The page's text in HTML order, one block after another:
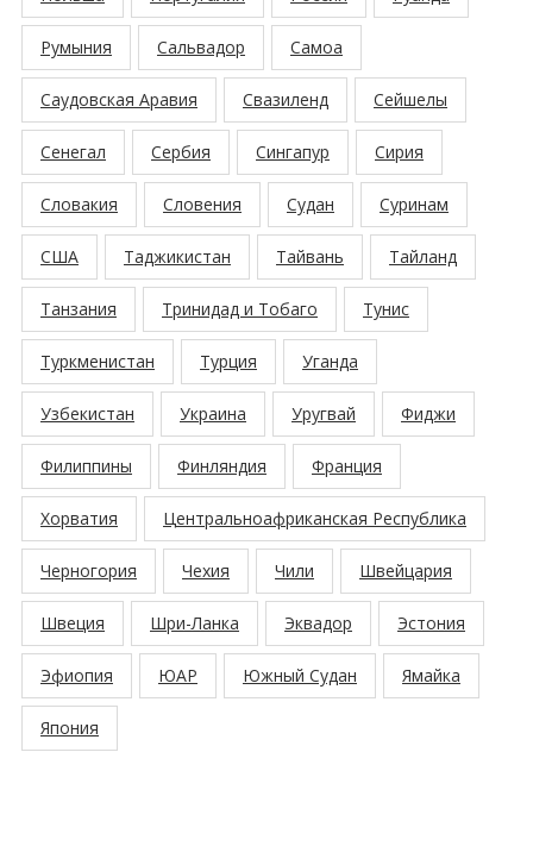
Румыния Сальвадор Самоа
Саудовская Аравия Свазиленд Сейшелы
Сенегал Сербия Сингапур Сирия
Словакия Словения Судан Суринам
США Таджикистан Тайвань Тайланд
Танзания Тринидад и Тобаго Тунис
Туркменистан Турция Уганда
Узбекистан Украина Уругвай Фиджи
Филиппины Финляндия Франция
Хорватия Центральноафриканская Республика
Черногория Чехия Чили Швейцария
Швеция Шри-Ланка Эквадор Эстония
Эфиопия ЮАР Южный Судан Ямайка
Япония